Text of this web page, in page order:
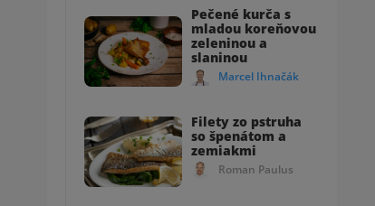
Pečené kurča s
mladou koreňovou
zeleninou a
slaninou
Marcel Ihnačák
Filety zo pstruha
so špenátom a
zemiakmi
Roman Paulus